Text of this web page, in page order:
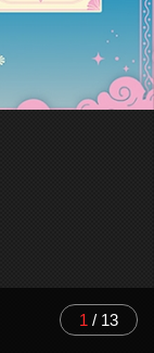
1 / 13